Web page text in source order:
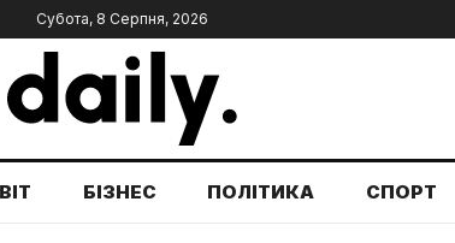
Субота, 8 Серпня, 2026
БІЗНЕС ПОЛІТИКА СПОРТ